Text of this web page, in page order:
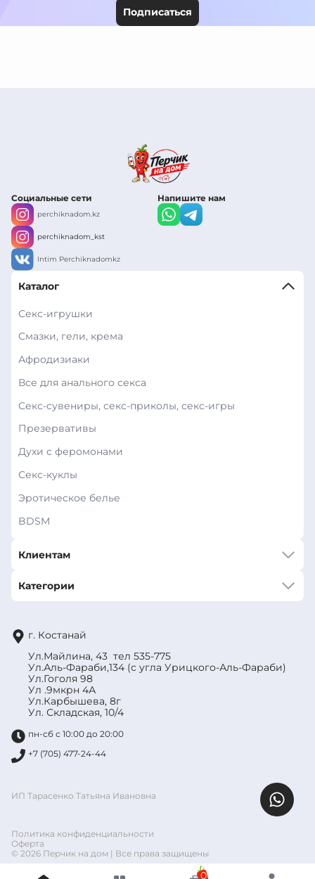
Подписаться
Социальные сети
perchiknadom.kz
perchiknadom_kst
Intim Perchiknadomkz
Напишите нам
Каталог
Секс-игрушки
Смазки, гели, крема
Афродизиаки
Все для анального секса
Секс-сувениры, секс-приколы, секс-игры
Презервативы
Духи с феромонами
Секс-куклы
Эротическое белье
BDSM
Клиентам
Категории
г. Костанай
Ул.Майлина, 43 тел 535-775
Ул.Аль-Фараби,134 (с угла Урицкого-Аль-Фараби)
Ул.Гоголя 98
Ул .9мкрн 4А
Ул.Карбышева, 8г
Ул. Складская, 10/4
пн-сб с 10:00 до 20:00
+7 (705) 477-24-44
ИП Тарасенко Татьяна Ивановна
Политика конфиденциальности
Оферта
© 2026 Перчик на дом | Все права защищены
0